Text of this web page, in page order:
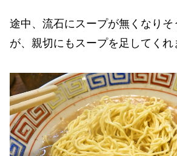
途中、流石にスープが無くなりそ
が、親切にもスープを足してくれ